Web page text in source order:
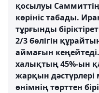
қосылуы
көрініс табады.
тұрғынды
2/3 бөлігін
аймағын кеңейтеді.
халықтың 45%-ын
жарқын дәстүрлері
өнімнің төрттен